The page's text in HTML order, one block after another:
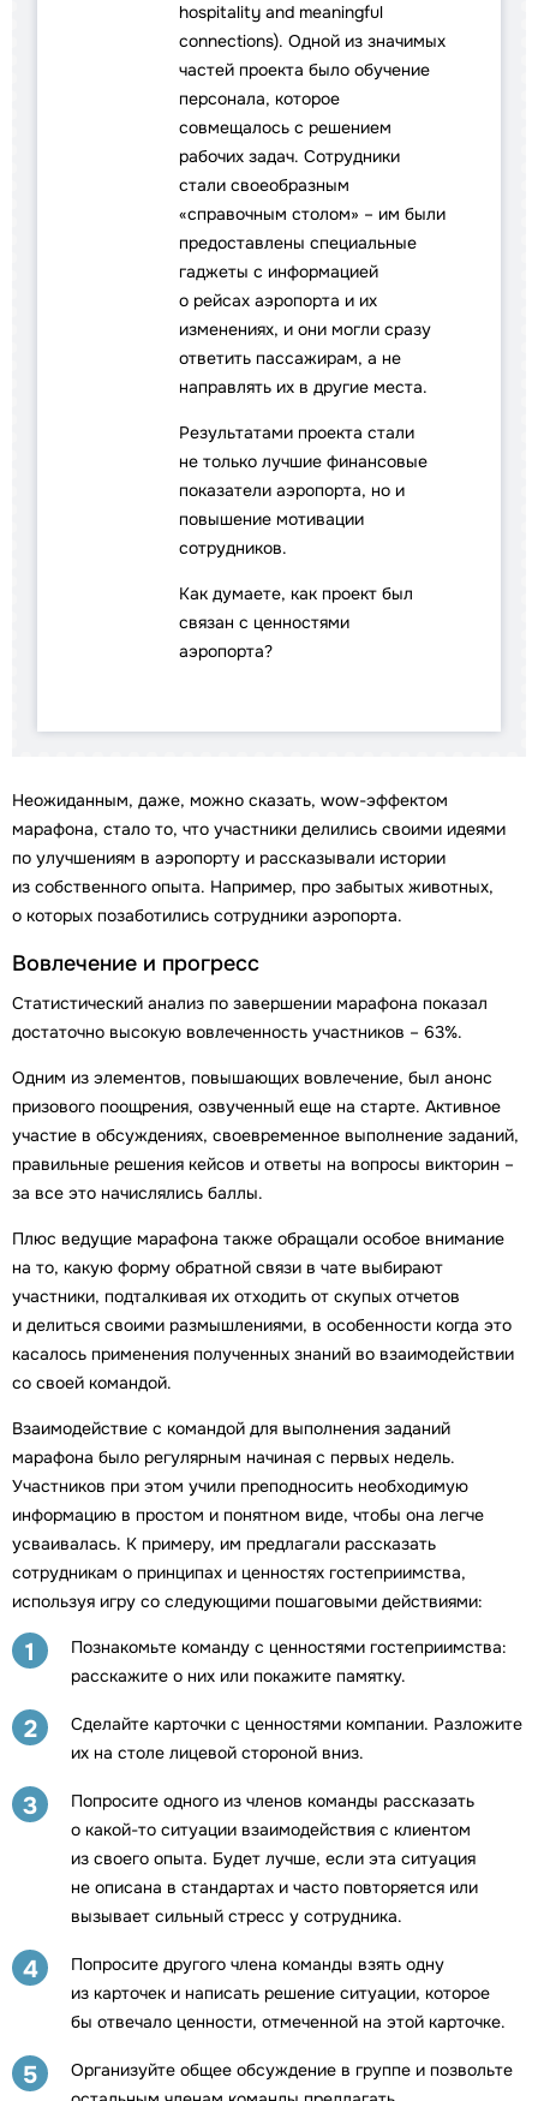
hospitality and meaningful
connections). Одной из значимых
частей проекта было обучение
персонала, которое
совмещалось с решением
рабочих задач. Сотрудники
стали своеобразным
«справочным столом» – им были
предоставлены специальные
гаджеты с информацией
о рейсах аэропорта и их
изменениях, и они могли сразу
ответить пассажирам, а не
направлять их в другие места.
Результатами проекта стали
не только лучшие финансовые
показатели аэропорта, но и
повышение мотивации
сотрудников.
Как думаете, как проект был
связан с ценностями
аэропорта?
Неожиданным, даже, можно сказать, wow-эффектом
марафона, стало то, что участники делились своими идеями
по улучшениям в аэропорту и рассказывали истории
из собственного опыта. Например, про забытых животных,
о которых позаботились сотрудники аэропорта.
Вовлечение и прогресс
Статистический анализ по завершении марафона показал
достаточно высокую вовлеченность участников – 63%.
Одним из элементов, повышающих вовлечение, был анонс
призового поощрения, озвученный еще на старте. Активное
участие в обсуждениях, своевременное выполнение заданий,
правильные решения кейсов и ответы на вопросы викторин –
за все это начислялись баллы.
Плюс ведущие марафона также обращали особое внимание
на то, какую форму обратной связи в чате выбирают
участники, подталкивая их отходить от скупых отчетов
и делиться своими размышлениями, в особенности когда это
касалось применения полученных знаний во взаимодействии
со своей командой.
Взаимодействие с командой для выполнения заданий
марафона было регулярным начиная с первых недель.
Участников при этом учили преподносить необходимую
информацию в простом и понятном виде, чтобы она легче
усваивалась. К примеру, им предлагали рассказать
сотрудникам о принципах и ценностях гостеприимства,
используя игру со следующими пошаговыми действиями:
1
Познакомьте команду с ценностями гостеприимства:
расскажите о них или покажите памятку.
2
Сделайте карточки с ценностями компании. Разложите
их на столе лицевой стороной вниз.
3
Попросите одного из членов команды рассказать
о какой-то ситуации взаимодействия с клиентом
из своего опыта. Будет лучше, если эта ситуация
не описана в стандартах и часто повторяется или
вызывает сильный стресс у сотрудника.
4
Попросите другого члена команды взять одну
из карточек и написать решение ситуации, которое
бы отвечало ценности, отмеченной на этой карточке.
5
Организуйте общее обсуждение в группе и позвольте